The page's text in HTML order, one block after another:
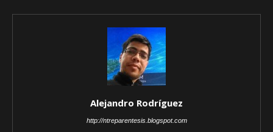
Alejandro Rodríguez
http://ntreparentesis.blogspot.com